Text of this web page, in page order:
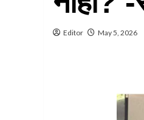
Editor May 5, 2026